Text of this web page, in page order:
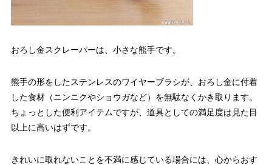
おろし金スクレーパーは、小さな熊手です。
熊手の形をしたステンレスのワイヤーブラシが、おろし金に付着
した食材（ニンニクやショウガなど）を無駄なくかき取ります。
ちょっとした便利アイテムですが、道具としての満足度は見た目
以上に高いはずです。
きれいに取れないことを不満に感じている場合には、心からおす